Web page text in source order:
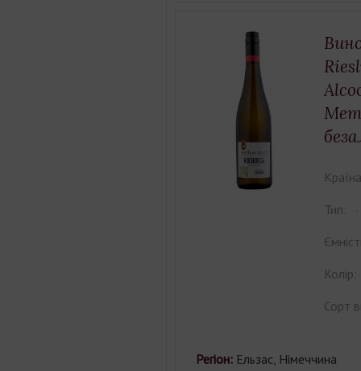
Тип:
Колір:
Сорт
Регіон: Ельзас, Німеччина